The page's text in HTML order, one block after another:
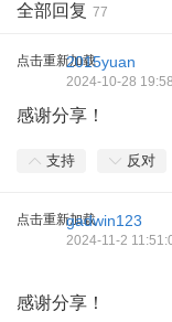
全部回复 77
点击重新加载2015yuan
2024-10-28
感谢分享！
支持 反对
点击重新加载gadwin123
2024-11-2
感谢分享！